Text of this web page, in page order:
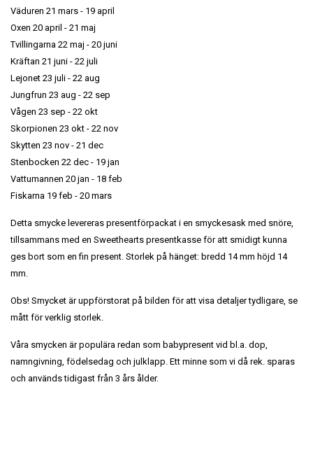
Väduren 21 mars - 19 april
Oxen 20 april - 21 maj
Tvillingarna 22 maj - 20 juni
Kräftan 21 juni - 22 juli
Lejonet 23 juli - 22 aug
Jungfrun 23 aug - 22 sep
Vågen 23 sep - 22 okt
Skorpionen 23 okt - 22 nov
Skytten 23 nov - 21 dec
Stenbocken 22 dec - 19 jan
Vattumannen 20 jan - 18 feb
Fiskarna 19 feb - 20 mars
Detta smycke levereras presentförpackat i en smyckesask med snöre,
tillsammans med en Sweethearts presentkasse för att smidigt kunna
ges bort som en fin present. Storlek på hänget: bredd 14 mm höjd 14
mm.
Obs! Smycket är uppförstorat på bilden för att visa detaljer tydligare, se
mått för verklig storlek.
Våra smycken är populära redan som babypresent vid bl.a. dop,
namngivning, födelsedag och julklapp. Ett minne som vi då rek. sparas
och används tidigast från 3 års ålder.